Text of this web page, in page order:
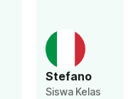
Stefano
Siswa Kelas